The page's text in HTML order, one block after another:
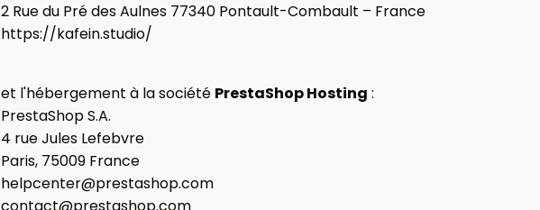
2 Rue du Pré des Aulnes 77340 Pontault-Combault – France
https://kafein.studio/
et l'hébergement à la société PrestaShop Hosting :
PrestaShop S.A.
4 rue Jules Lefebvre
Paris, 75009 France
helpcenter@prestashop.com